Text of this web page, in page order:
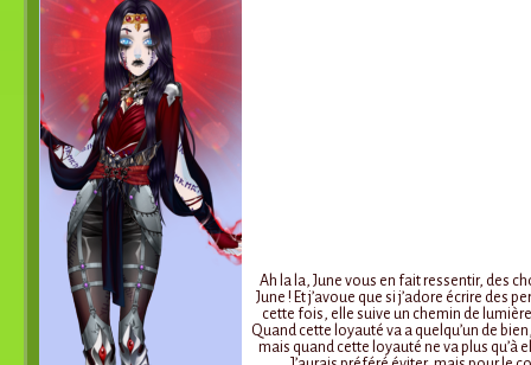
Ah la la, June vous en fait ressentir, des
June ! Et j’avoue que si j’adore écrire des
cette fois, elle suive un chemin de
Quand cette loyauté va a quelqu’un de
mais quand cette loyauté ne va plus qu’à